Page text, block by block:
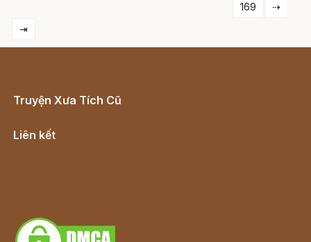
169
⇢
⇥
Truyện Xưa Tích Cũ
Liên kết